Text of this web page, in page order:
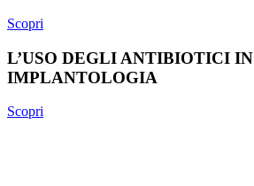
Scopri
L’USO DEGLI ANTIBIOTICI IN
IMPLANTOLOGIA
Scopri